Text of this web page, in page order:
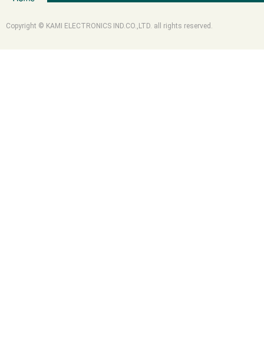
Copyright © KAMI ELECTRONICS IND.CO.,LTD. all rights reserved.